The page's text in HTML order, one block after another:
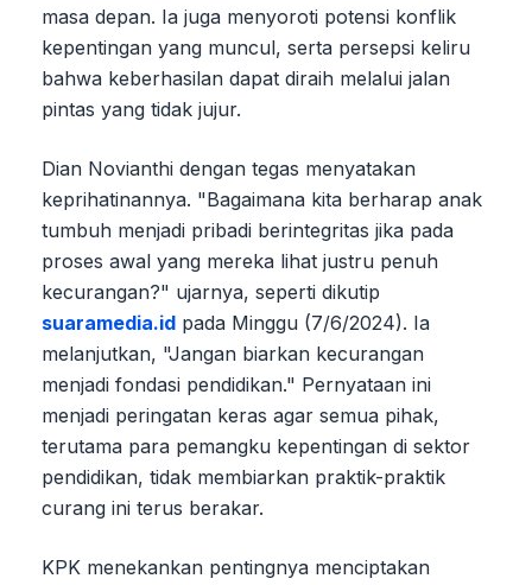
masa depan. Ia juga menyoroti potensi konflik
kepentingan yang muncul, serta persepsi keliru
bahwa keberhasilan dapat diraih melalui jalan
pintas yang tidak jujur.
Dian Novianthi dengan tegas menyatakan
keprihatinannya. "Bagaimana kita berharap anak
tumbuh menjadi pribadi berintegritas jika pada
proses awal yang mereka lihat justru penuh
kecurangan?" ujarnya, seperti dikutip
suaramedia.id pada Minggu (7/6/2024). Ia
melanjutkan, "Jangan biarkan kecurangan
menjadi fondasi pendidikan." Pernyataan ini
menjadi peringatan keras agar semua pihak,
terutama para pemangku kepentingan di sektor
pendidikan, tidak membiarkan praktik-praktik
curang ini terus berakar.
KPK menekankan pentingnya menciptakan